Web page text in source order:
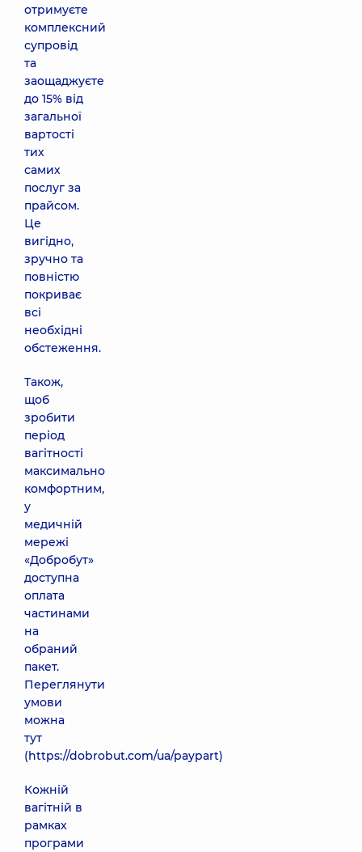
отримуєте
комплексний
супровід
та
заощаджуєте
до 15% від
загальної
вартості
тих
самих
послуг за
прайсом.
Це
вигідно,
зручно та
повністю
покриває
всі
необхідні
обстеження.
Також,
щоб
зробити
період
вагітності
максимально
комфортним,
у
медичній
мережі
«Добробут»
доступна
оплата
частинами
на
обраний
пакет.
Переглянути
умови
можна
тут
(https://dobrobut.com/ua/paypart)
Кожній
вагітній в
рамках
програми